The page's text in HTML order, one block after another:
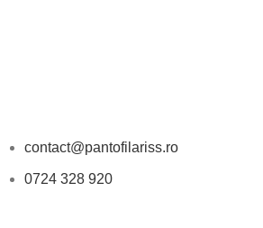
contact@pantofilariss.ro
0724 328 920